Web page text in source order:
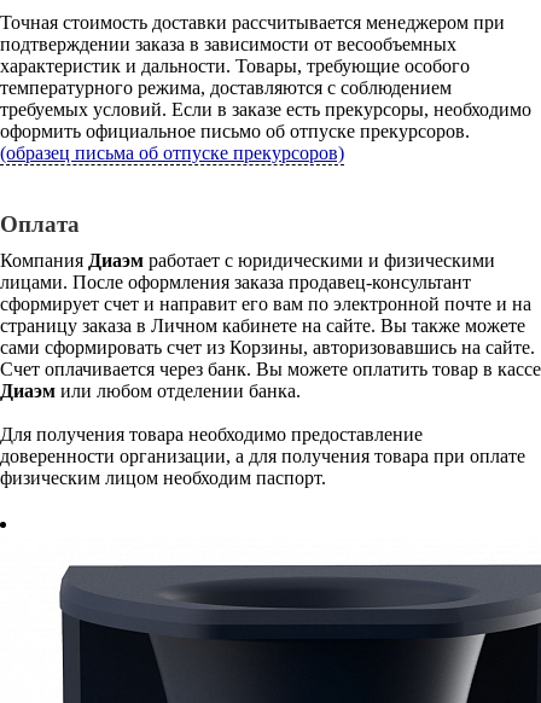
Точная стоимость доставки рассчитывается менеджером при
подтверждении заказа в зависимости от весообъемных
характеристик и дальности. Товары, требующие особого
температурного режима, доставляются с соблюдением
требуемых условий. Если в заказе есть прекурсоры, необходимо
оформить официальное письмо об отпуске прекурсоров.
(образец письма об отпуске прекурсоров)
Оплата
Компания Диаэм работает с юридическими и физическими
лицами. После оформления заказа продавец-консультант
сформирует счет и направит его вам по электронной почте и на
страницу заказа в Личном кабинете на сайте. Вы также можете
сами сформировать счет из Корзины, авторизовавшись на сайте.
Счет оплачивается через банк. Вы можете оплатить товар в кассе
Диаэм или любом отделении банка.
Для получения товара необходимо предоставление
доверенности организации, а для получения товара при оплате
физическим лицом необходим паспорт.